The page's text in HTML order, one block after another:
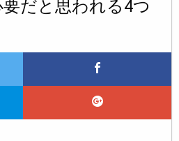
だと思われる4つ